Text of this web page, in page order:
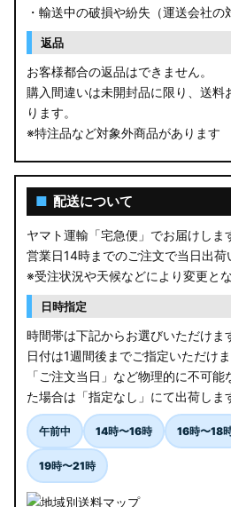
・輸送中の破損や紛失（運送会社の
返品
お客様都合の返品はできません。
購入間違いは未開封品に限り、送料
ります。
※特注品など対象外商品があります
■ 配送について
ヤマト運輸「宅急便」でお届けしま
営業日14時までのご注文で当日出荷
※受注状況や天候などにより変更と
日時指定
時間帯は下記からお選びいただけま
日付は1週間後までご指定いただけま
「ご注文当日」など物理的に不可
た場合は「指定なし」にて出荷しま
午前中 14時〜16時 16時〜18
19時〜21時